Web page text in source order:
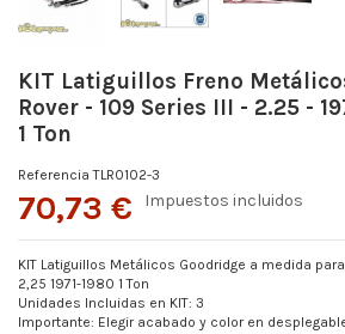
KIT Latiguillos Freno
Rover - 109 Series III - 2.25 -
1 Ton
Referencia TLR0102-3
70,73 € Impuestos incluidos
KIT Latiguillos Metálicos Goodridge a medida
2,25 1971-1980 1 Ton
Unidades Incluidas en KIT: 3
Importante: Elegir acabado y color en